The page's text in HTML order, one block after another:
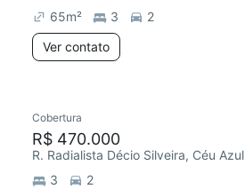
65m² 3
2
Ver contato
Cobertura
R$ 470.000
R. Radialista Décio Silveira, Céu Azul
3
2